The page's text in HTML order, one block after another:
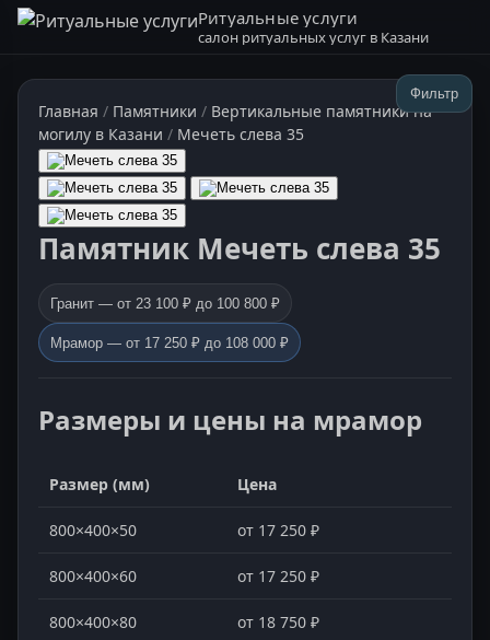
Ритуальные услуги
салон ритуальных услуг в Казани
Фильтр
Главная / Памятники / Вертикальные памятники на
могилу в Казани / Мечеть слева 35
Памятник Мечеть слева 35
Гранит — от 23 100 ₽ до 100 800 ₽
Мрамор — от 17 250 ₽ до 108 000 ₽
Размеры и цены на мрамор
Размер (мм) Цена
800×400×50 от 17 250 ₽
800×400×60 от 17 250 ₽
800×400×80 от 18 750 ₽